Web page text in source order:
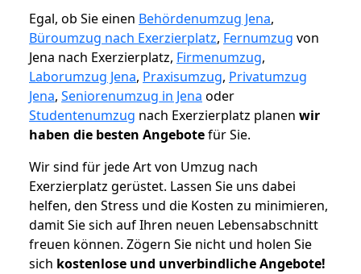
Egal, ob Sie einen Behördenumzug Jena,
Büroumzug nach Exerzierplatz, Fernumzug von
Jena nach Exerzierplatz, Firmenumzug,
Laborumzug Jena, Praxisumzug, Privatumzug
Jena, Seniorenumzug in Jena oder
Studentenumzug nach Exerzierplatz planen wir
haben die besten Angebotefür Sie.
Wir sind für jede Art von Umzug nach
Exerzierplatz gerüstet. Lassen Sie uns dabei
helfen, den Stress und die Kosten zu minimieren,
damit Sie sich auf Ihren neuen Lebensabschnitt
freuen können. Zögern Sie nicht und holen Sie
sich kostenlose und unverbindliche Angebote!